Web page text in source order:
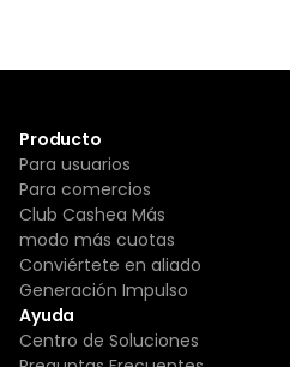
Producto
Para usuarios
Para comercios
Club Cashea Más
modo más cuotas
Conviértete en aliado
Generación Impulso
Ayuda
Centro de Soluciones